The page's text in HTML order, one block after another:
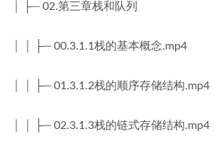
│ ├─ 02.第三章栈和队列
│ │ ├─ 00.3.1.1栈的基本概念.mp4
│ │ ├─ 01.3.1.2栈的顺序存储结构.mp4
│ │ ├─ 02.3.1.3栈的链式存储结构.mp4